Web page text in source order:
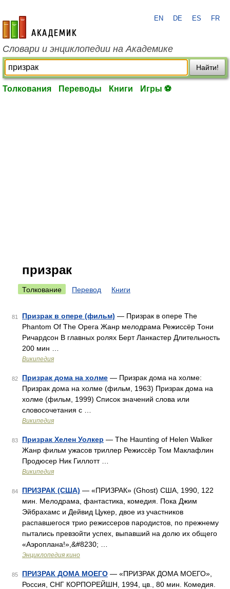
academic.ru
EN DE ES FR
Словари и энциклопедии на Академике
Найти!
Толкования Переводы Книги Игры ⚽
призрак
Толкование Перевод Книги
81 Призрак в опере (фильм) — Призрак в опере The
Phantom Of The Opera Жанр мелодрама Режиссёр Тони
Ричардсон В главных ролях Берт Ланкастер Длительность
200 мин …
Википедия
82 Призрак дома на холме — Призрак дома на холме:
Призрак дома на холме (фильм, 1963) Призрак дома на
холме (фильм, 1999) Список значений слова или
словосочетания с …
Википедия
83 Призрак Хелен Уолкер — The Haunting of Helen Walker
Жанр фильм ужасов триллер Режиссёр Том Маклафлин
Продюсер Ник Гиллотт …
Википедия
84 ПРИЗРАК (США) — «ПРИЗРАК» (Ghost) США, 1990, 122
мин. Мелодрама, фантастика, комедия. Пока Джим
Эйбрахамс и Дейвид Цукер, двое из участников
распавшегося трио режиссеров пародистов, по прежнему
пытались превзойти успех, выпавший на долю их общего
«Аэроплана!»,&#8230; …
Энциклопедия кино
85 ПРИЗРАК ДОМА МОЕГО — «ПРИЗРАК ДОМА МОЕГО»,
Россия, СНГ КОРПОРЕЙШН, 1994, цв., 80 мин. Комедия.